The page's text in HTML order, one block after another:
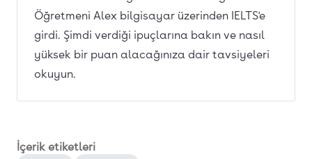
Öğretmeni Alex bilgisayar üzerinden IELTS'e
girdi. Şimdi verdiği ipuçlarına bakın ve nasıl
yüksek bir puan alacağınıza dair tavsiyeleri
okuyun.
İçerik etiketleri